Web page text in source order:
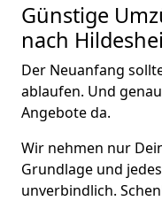
Günstige
nach
Der Neuanfang
ablaufen. Und
Angebote da.
Wir nehmen nur
Grundlage und
unverbindlich.